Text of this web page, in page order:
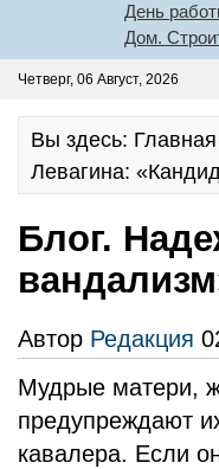
День
Дом.
Четверг, 06 Август, 2026
Вы здесь:
Левагина:
Блог.
Автор Редакция
Мудрые матери,
предупреждают
кавалера. Если